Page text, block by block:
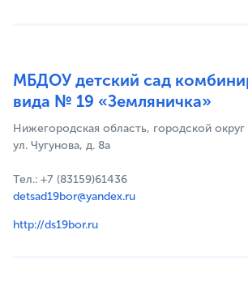
МБДОУ детский сад
вида № 19 «Земляничка»
Нижегородская область, городской
ул. Чугунова, д. 8а
Тел.: +7 (83159)61436
detsad19bor@yandex.ru
http://ds19bor.ru